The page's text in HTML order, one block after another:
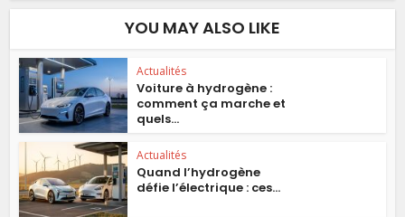
YOU MAY ALSO LIKE
Actualités
Voiture à hydrogène :
comment ça marche et
quels...
Actualités
Quand l’hydrogène
défie l’électrique : ces...